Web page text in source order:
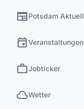
newspaperPotsdam Aktuell
eventVeranstaltungen
workJobticker
cloudWetter